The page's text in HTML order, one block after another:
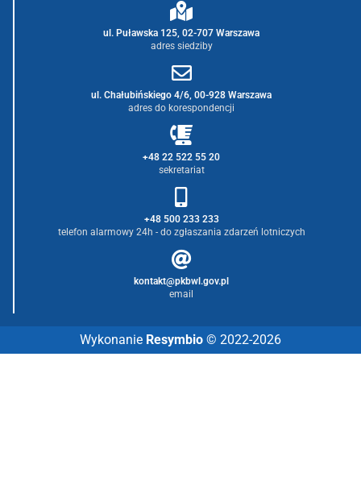
ul. Puławska 125, 02-707 Warszawa
adres siedziby
ul. Chałubińskiego 4/6, 00-928 Warszawa
adres do korespondencji
+48 22 522 55 20
sekretariat
+48 500 233 233
telefon alarmowy 24h - do zgłaszania zdarzeń lotniczych
kontakt@pkbwl.gov.pl
email
Wykonanie Resymbio © 2022-2026